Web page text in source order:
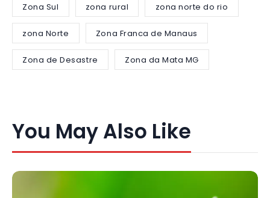
Zona Sul zona rural zona norte do rio
zona Norte Zona Franca de Manaus
Zona de Desastre Zona da Mata MG
You May Also Like